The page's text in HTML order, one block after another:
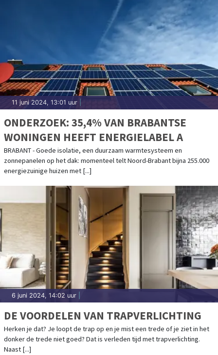
11 juni 2024, 13:01 uur
ONDERZOEK: 35,4% VAN BRABANTSE
WONINGEN HEEFT ENERGIELABEL A
BRABANT - Goede isolatie, een duurzaam warmtesysteem en
zonnepanelen op het dak: momenteel telt Noord-Brabant bijna 255.000
energiezuinige huizen met [...]
6 juni 2024, 14:02 uur
DE VOORDELEN VAN TRAPVERLICHTING
Herken je dat? Je loopt de trap op en je mist een trede of je ziet in het
donker de trede niet goed? Dat is verleden tijd met trapverlichting.
Naast [...]